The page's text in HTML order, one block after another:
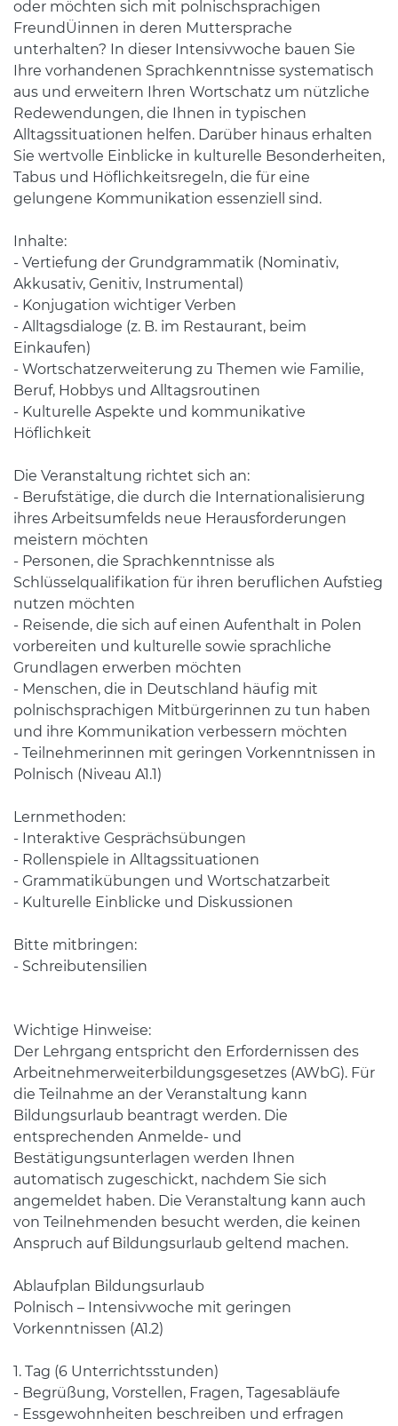
oder möchten sich mit polnischsprachigen
FreundÜinnen in deren Muttersprache
unterhalten? In dieser Intensivwoche bauen Sie
Ihre vorhandenen Sprachkenntnisse systematisch
aus und erweitern Ihren Wortschatz um nützliche
Redewendungen, die Ihnen in typischen
Alltagssituationen helfen. Darüber hinaus erhalten
Sie wertvolle Einblicke in kulturelle Besonderheiten,
Tabus und Höflichkeitsregeln, die für eine
gelungene Kommunikation essenziell sind.
Inhalte:
- Vertiefung der Grundgrammatik (Nominativ,
Akkusativ, Genitiv, Instrumental)
- Konjugation wichtiger Verben
- Alltagsdialoge (z. B. im Restaurant, beim
Einkaufen)
- Wortschatzerweiterung zu Themen wie Familie,
Beruf, Hobbys und Alltagsroutinen
- Kulturelle Aspekte und kommunikative
Höflichkeit
Die Veranstaltung richtet sich an:
- Berufstätige, die durch die Internationalisierung
ihres Arbeitsumfelds neue Herausforderungen
meistern möchten
- Personen, die Sprachkenntnisse als
Schlüsselqualifikation für ihren beruflichen Aufstieg
nutzen möchten
- Reisende, die sich auf einen Aufenthalt in Polen
vorbereiten und kulturelle sowie sprachliche
Grundlagen erwerben möchten
- Menschen, die in Deutschland häufig mit
polnischsprachigen Mitbürgerinnen zu tun haben
und ihre Kommunikation verbessern möchten
- Teilnehmerinnen mit geringen Vorkenntnissen in
Polnisch (Niveau A1.1)
Lernmethoden:
- Interaktive Gesprächsübungen
- Rollenspiele in Alltagssituationen
- Grammatikübungen und Wortschatzarbeit
- Kulturelle Einblicke und Diskussionen
Bitte mitbringen:
- Schreibutensilien
Wichtige Hinweise:
Der Lehrgang entspricht den Erfordernissen des
Arbeitnehmerweiterbildungsgesetzes (AWbG). Für
die Teilnahme an der Veranstaltung kann
Bildungsurlaub beantragt werden. Die
entsprechenden Anmelde- und
Bestätigungsunterlagen werden Ihnen
automatisch zugeschickt, nachdem Sie sich
angemeldet haben. Die Veranstaltung kann auch
von Teilnehmenden besucht werden, die keinen
Anspruch auf Bildungsurlaub geltend machen.
Ablaufplan Bildungsurlaub
Polnisch – Intensivwoche mit geringen
Vorkenntnissen (A1.2)
1. Tag (6 Unterrichtsstunden)
- Begrüßung, Vorstellen, Fragen, Tagesabläufe
- Essgewohnheiten beschreiben und erfragen